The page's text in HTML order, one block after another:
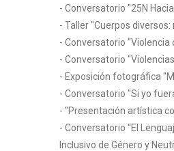
- Conversatorio "25N
- Taller "Cuerpos
- Conversatorio "Violencia
- Conversatorio
- Exposición fotográfica
- Conversatorio "Si yo
- "Presentación artística
- Conversatorio “El
Inclusivo de Género y